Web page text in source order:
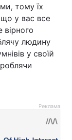
тому їх
у вас все
людину
у своїй
Реклама